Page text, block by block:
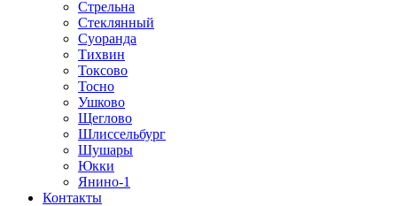
Стрельна
Стеклянный
Суоранда
Тихвин
Токсово
Тосно
Ушково
Щеглово
Шлиссельбург
Шушары
Юкки
Янино-1
Контакты